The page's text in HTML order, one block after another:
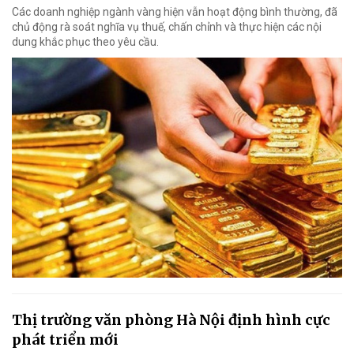
Các doanh nghiệp ngành vàng hiện vẫn hoạt động bình thường, đã
chủ động rà soát nghĩa vụ thuế, chấn chỉnh và thực hiện các nội
dung khắc phục theo yêu cầu.
Thị trường văn phòng Hà Nội định hình cực
phát triển mới